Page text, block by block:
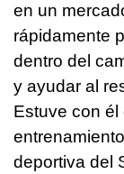
en un
rápidamente
dentro del
y ayudar al
Estuve con él
deportiva del